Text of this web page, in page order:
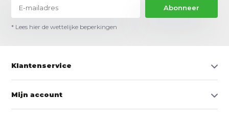
Abonneer
* Lees hier de wettelijke beperkingen
Klantenservice
Mijn account